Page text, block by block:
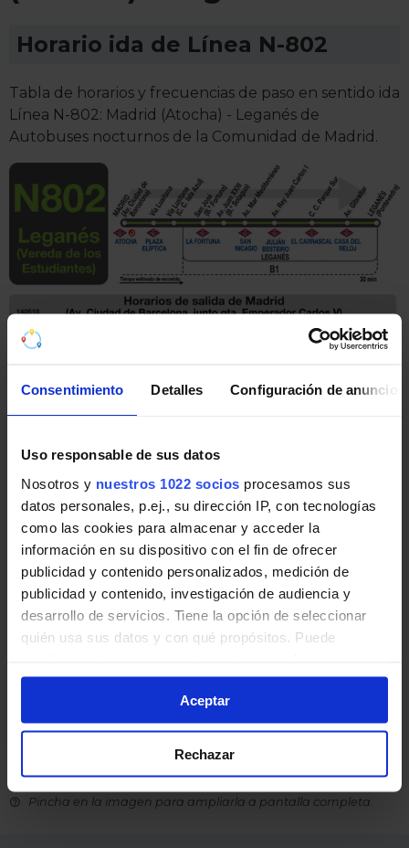
Consentimiento Detalles Configuración de anuncios
Uso responsable de sus datos
Nosotros y nuestros 1022 socios procesamos sus
datos personales, p.ej., su dirección IP, con tecnologías
como las cookies para almacenar y acceder la
información en su dispositivo con el fin de ofrecer
publicidad y contenido personalizados, medición de
publicidad y contenido, investigación de audiencia y
desarrollo de servicios. Tiene la opción de seleccionar
quién usa sus datos y con qué propósitos. Puede
momento desde la Declaración de cookies o clicando en
el Menú de consentimiento.
Si lo permite, también quisiéramos:
Recopilar información sobre su ubicación
geográfica que puede tener una precisión de varios
Aceptar
Rechazar
Horario ida de Línea N-802
Tabla de horarios y frecuencias de paso en sentido ida
Línea N-802: Madrid (Atocha) - Leganés de
Autobuses nocturnos de la Comunidad de Madrid.
Pincha en la imagen para ampliarla a pantalla completa.
Horario vuelta de Línea N-802
Tabla de horarios y frecuencias de paso en sentido
vuelta Línea N-802: Madrid (Atocha) - Leganés de
Autobuses nocturnos de la Comunidad de Madrid.
Pincha en la imagen para ampliarla a pantalla completa.